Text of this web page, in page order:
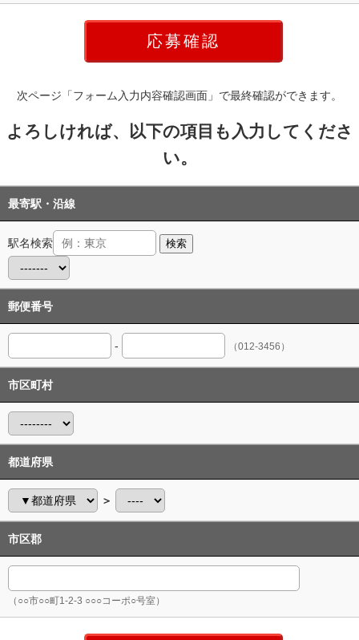
次ページ「フォーム入力内容確認画面」で最終確認ができます。
よろしければ、以下の項目も入力してくださ
い。
最寄駅・沿線
駅名検索 検索
郵便番号
- （012-3456）
市区町村
都道府県
＞
市区郡
（○○市○○町1-2-3 ○○○コーポ○号室）